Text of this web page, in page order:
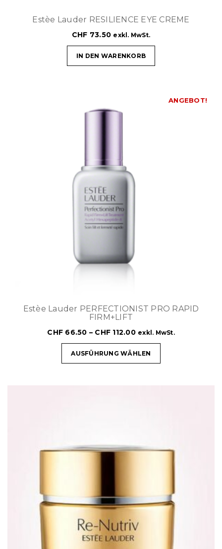
Estèe Lauder RESILIENCE EYE CREME
CHF 73.50 exkl. MwSt.
IN DEN WARENKORB
ANGEBOT!
Estèe Lauder PERFECTIONIST PRO RAPID
FIRM+LIFT
CHF 66.50 – CHF 112.00 exkl. MwSt.
AUSFÜHRUNG WÄHLEN